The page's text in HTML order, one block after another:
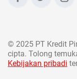
© 2025 PT Kredit
cipta. Tolong
Kebijakan pribadi